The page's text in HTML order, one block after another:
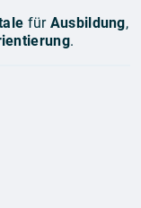
für Ausbildung,
.